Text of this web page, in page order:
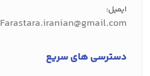
ایمیل:
Farastara.iranian@gmail.com
دسترسی های سریع